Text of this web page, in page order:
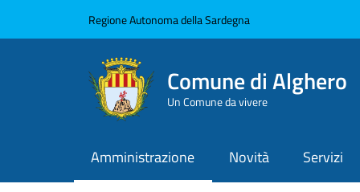
Regione Autonoma della Sardegna
Comune di Alghero
Un Comune da vivere
Amministrazione Novità Servizi